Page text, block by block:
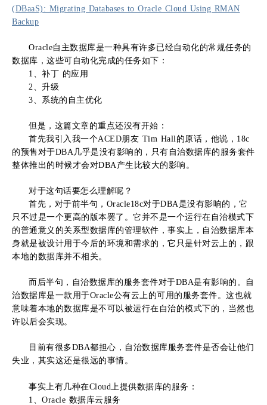
(DBaaS): Migrating Databases to Oracle Cloud Using RMAN
Backup
Oracle自主数据库是一种具有许多已经自动化的常规任务的
数据库，这些可自动化完成的任务如下：
1、补丁 的应用
2、升级
3、系统的自主优化
但是，这篇文章的重点还没有开始：
首先我引入我一个ACED朋友 Tim Hall的原话，他说，18c
的预售对于DBA几乎是没有影响的，只有自治数据库的服务套件
整体推出的时候才会对DBA产生比较大的影响。
对于这句话要怎么理解呢？
首先，对于前半句，Oracle18c对于DBA是没有影响的，它
只不过是一个更高的版本罢了。它并不是一个运行在自治模式下
的普通意义的关系型数据库的管理软件，事实上，自治数据库本
身就是被设计用于今后的环境和需求的，它只是针对云上的，跟
本地的数据库并不相关。
而后半句，自治数据库的服务套件对于DBA是有影响的。自
治数据库是一款用于Oracle公有云上的可用的服务套件。这也就
意味着本地的数据库是不可以被运行在自治的模式下的，当然也
许以后会实现。
目前有很多DBA都担心，自治数据库服务套件是否会让他们
失业，其实这还是很远的事情。
事实上有几种在Cloud上提供数据库的服务：
1、Oracle 数据库云服务